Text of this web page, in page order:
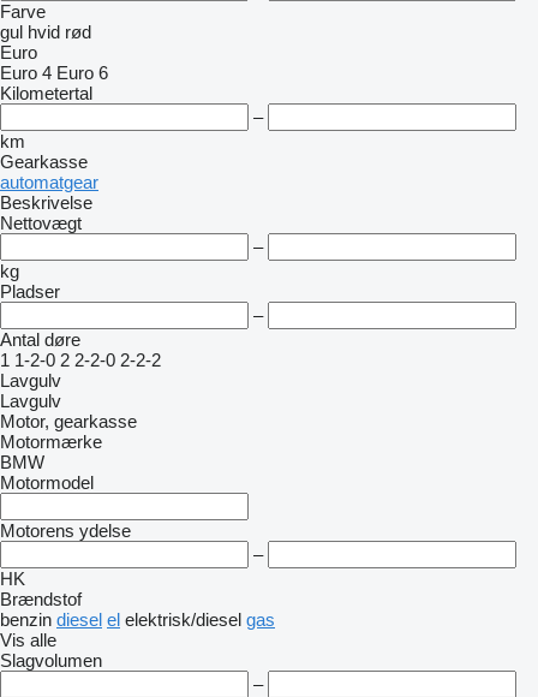
Farve
gul hvid rød
Euro
Euro 4 Euro 6
Kilometertal
–
km
Gearkasse
automatgear
Beskrivelse
Nettovægt
–
kg
Pladser
–
Antal døre
1 1-2-0 2 2-2-0 2-2-2
Lavgulv
Lavgulv
Motor, gearkasse
Motormærke
BMW
Motormodel
Motorens ydelse
–
HK
Brændstof
benzin diesel el elektrisk/diesel gas
Vis alle
Slagvolumen
–